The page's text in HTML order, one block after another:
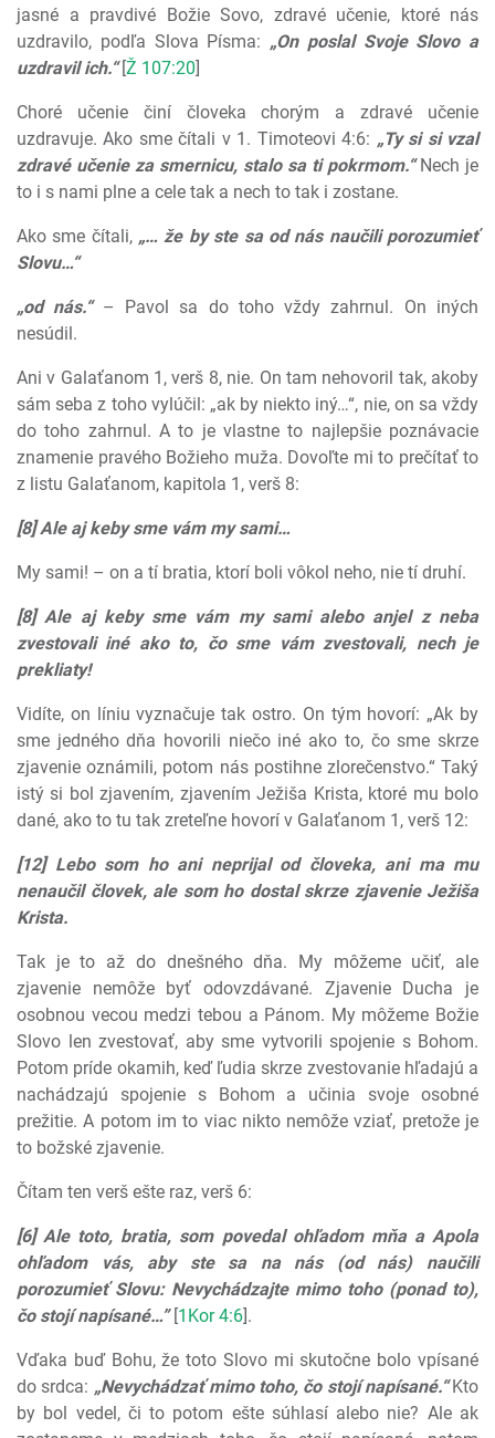
jasné a pravdivé Božie Sovo, zdravé učenie, ktoré nás
uzdravilo, podľa Slova Písma: „On poslal Svoje Slovo a
uzdravil ich.“[Ž 107:20]
Choré učenie činí človeka chorým a zdravé učenie
uzdravuje. Ako sme čítali v 1. Timoteovi 4:6: „Ty si si vzal
zdravé učenie za smernicu, stalo sa ti pokrmom.“Nech je
to i s nami plne a cele tak a nech to tak i zostane.
Ako sme čítali, „… že by ste sa od nás naučili porozumieť
Slovu…“
„od nás.“– Pavol sa do toho vždy zahrnul. On iných
nesúdil.
Ani v Galaťanom 1, verš 8, nie. On tam nehovoril tak, akoby
sám seba z toho vylúčil: „ak by niekto iný…“, nie, on sa vždy
do toho zahrnul. A to je vlastne to najlepšie poznávacie
znamenie pravého Božieho muža. Dovoľte mi to prečítať to
z listu Galaťanom, kapitola 1, verš 8:
[8] Ale aj keby sme vám my sami…
My sami! – on a tí bratia, ktorí boli vôkol neho, nie tí druhí.
[8] Ale aj keby sme vám my sami alebo anjel z neba
zvestovali iné ako to, čo sme vám zvestovali, nech je
prekliaty!
Vidíte, on líniu vyznačuje tak ostro. On tým hovorí: „Ak by
sme jedného dňa hovorili niečo iné ako to, čo sme skrze
zjavenie oznámili, potom nás postihne zlorečenstvo.“ Taký
istý si bol zjavením, zjavením Ježiša Krista, ktoré mu bolo
dané, ako to tu tak zreteľne hovorí v Galaťanom 1, verš 12:
[12] Lebo som ho ani neprijal od človeka, ani ma mu
nenaučil človek, ale som ho dostal skrze zjavenie Ježiša
Krista.
Tak je to až do dnešného dňa. My môžeme učiť, ale
zjavenie nemôže byť odovzdávané. Zjavenie Ducha je
osobnou vecou medzi tebou a Pánom. My môžeme Božie
Slovo len zvestovať, aby sme vytvorili spojenie s Bohom.
Potom príde okamih, keď ľudia skrze zvestovanie hľadajú a
nachádzajú spojenie s Bohom a učinia svoje osobné
prežitie. A potom im to viac nikto nemôže vziať, pretože je
to božské zjavenie.
Čítam ten verš ešte raz, verš 6:
[6] Ale toto, bratia, som povedal ohľadom mňa a Apola
ohľadom vás, aby ste sa na nás (od nás) naučili
porozumieť Slovu: Nevychádzajte mimo toho (ponad to),
čo stojí napísané…”[1Kor 4:6].
Vďaka buď Bohu, že toto Slovo mi skutočne bolo vpísané
do srdca: „Nevychádzať mimo toho, čo stojí napísané.“Kto
by bol vedel, či to potom ešte súhlasí alebo nie? Ale ak